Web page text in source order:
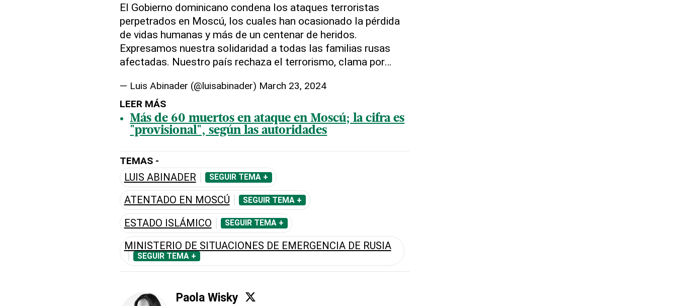
El Gobierno dominicano condena los ataques terroristas
perpetrados en Moscú, los cuales han ocasionado la pérdida
de vidas humanas y más de un centenar de heridos.
Expresamos nuestra solidaridad a todas las familias rusas
afectadas. Nuestro país rechaza el terrorismo, clama por…
— Luis Abinader (@luisabinader) March 23, 2024
LEER MÁS
Más de 60 muertos en ataque en Moscú; la cifra es
"provisional", según las autoridades
TEMAS -
LUIS ABINADER SEGUIR TEMA +
ATENTADO EN MOSCÚ SEGUIR TEMA +
ESTADO ISLÁMICO SEGUIR TEMA +
MINISTERIO DE SITUACIONES DE EMERGENCIA DE RUSIA
SEGUIR TEMA +
Paola Wisky